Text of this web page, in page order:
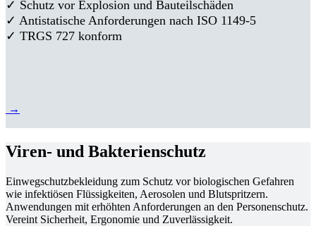
✓ Schutz vor Explosion und Bauteilschäden
✓ Antistatische Anforderungen nach ISO 1149-5
✓ TRGS 727 konform
→
Viren- und Bakterienschutz
Einwegschutzbekleidung zum Schutz vor biologischen Gefahren
wie infektiösen Flüssigkeiten, Aerosolen und Blutspritzern.
Anwendungen mit erhöhten Anforderungen an den Personenschutz.
Vereint Sicherheit, Ergonomie und Zuverlässigkeit.